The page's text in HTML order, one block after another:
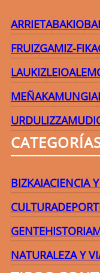
ARRIETABAKIO
FRUIZGAMIZ-FIKA
LAUKIZLEIOA
MEÑAKAMUNGIA
URDULIZ
BIZKAIACIENCIA
CULTURA
GENTEHISTORIA
NATURALEZA Y